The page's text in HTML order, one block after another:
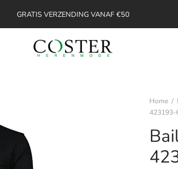
GRATIS VERZENDING VANAF €50
Home /
423193-